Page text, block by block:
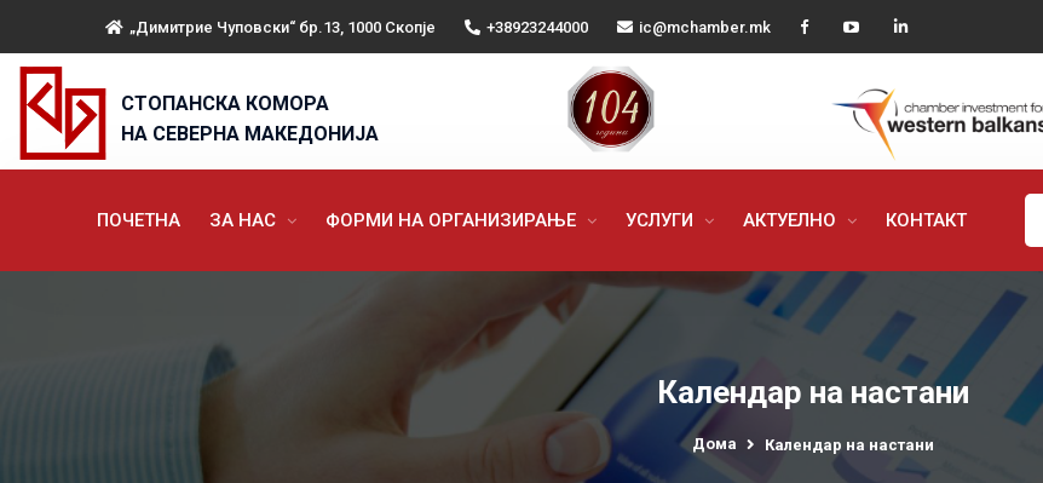
„Димитрие Чуповски“ бр.13, 1000 Скопје +38923244000 ic@mchamber.mk
СТОПАНСКА КОМОРА
НА СЕВЕРНА МАКЕДОНИЈА
ПОЧЕТНА ЗА НАС ФОРМИ НА ОРГАНИЗИРАЊЕ УСЛУГИ АКТУЕЛНО КОНТАКТ
Календар на настани
Дома Календар на настани